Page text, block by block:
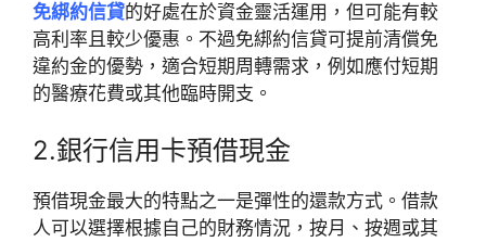
免綁約信貸的好處在於資金靈活運用，但可能有較
高利率且較少優惠。不過免綁約信貸可提前清償免
違約金的優勢，適合短期周轉需求，例如應付短期
的醫療花費或其他臨時開支。
2.銀行信用卡預借現金
預借現金最大的特點之一是彈性的還款方式。借款
人可以選擇根據自己的財務情況，按月、按週或其